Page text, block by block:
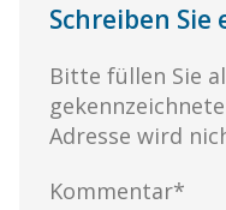
Schreiben
Bitte füllen Sie
Adresse wird
Kommentar*